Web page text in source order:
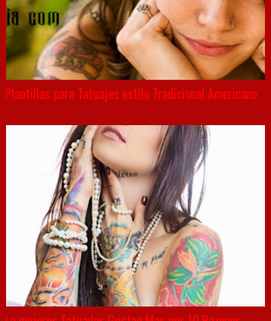
Plantillas para Tatuajes estilo Tradicional Americano